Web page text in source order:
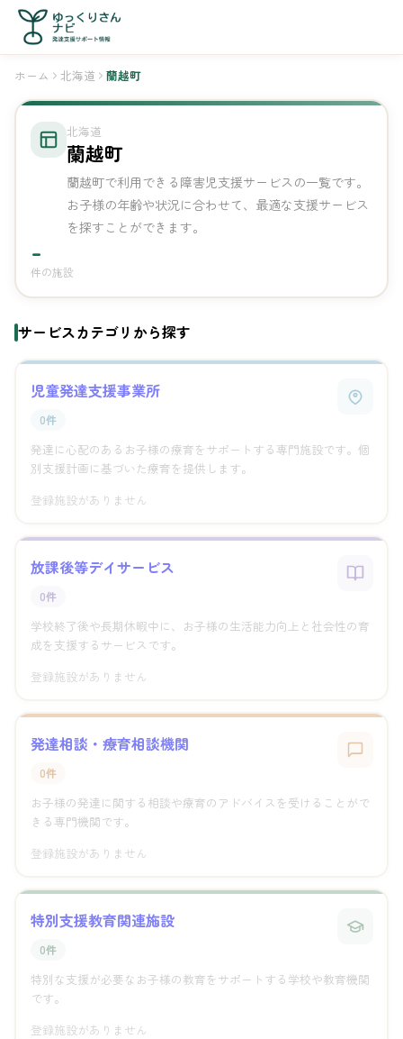
ホーム 北海道 蘭越町
北海道
蘭越町
蘭越町で利用できる障害児支援サービスの一覧です。
お子様の年齢や状況に合わせて、最適な支援サービス
を探すことができます。
-
件の施設
サービスカテゴリから探す
児童発達支援事業所
0件
発達に心配のあるお子様の療育をサポートする専門施設です。個
別支援計画に基づいた療育を提供します。
登録施設がありません
放課後等デイサービス
0件
学校終了後や長期休暇中に、お子様の生活能力向上と社会性の育
成を支援するサービスです。
登録施設がありません
発達相談・療育相談機関
0件
お子様の発達に関する相談や療育のアドバイスを受けることがで
きる専門機関です。
登録施設がありません
特別支援教育関連施設
0件
特別な支援が必要なお子様の教育をサポートする学校や教育機関
です。
登録施設がありません